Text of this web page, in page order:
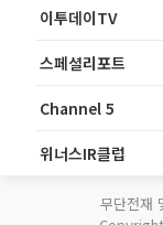
이투데이TV
스페셜리포트
Channel 5
위너스IR클럽
무단전재